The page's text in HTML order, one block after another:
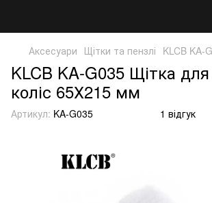
Аксесуари Щітки та пензлі KLCB KA-
KLCB KA-G035 Щітка
коліс 65Х215 мм
Артикул: KA-G035 1 відгук